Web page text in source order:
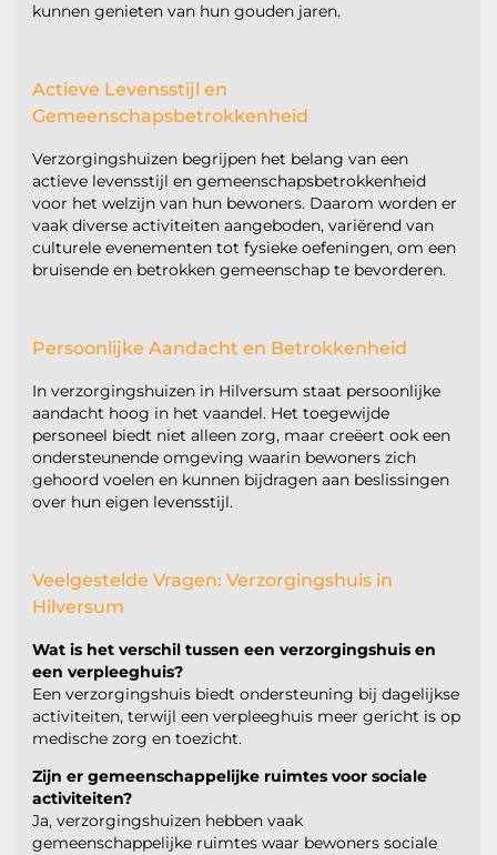
kunnen genieten van hun gouden jaren.
Actieve Levensstijl en
Gemeenschapsbetrokkenheid
Verzorgingshuizen begrijpen het belang van een
actieve levensstijl en gemeenschapsbetrokkenheid
voor het welzijn van hun bewoners. Daarom worden er
vaak diverse activiteiten aangeboden, variërend van
culturele evenementen tot fysieke oefeningen, om een
bruisende en betrokken gemeenschap te bevorderen.
Persoonlijke Aandacht en Betrokkenheid
In verzorgingshuizen in Hilversum staat persoonlijke
aandacht hoog in het vaandel. Het toegewijde
personeel biedt niet alleen zorg, maar creëert ook een
ondersteunende omgeving waarin bewoners zich
gehoord voelen en kunnen bijdragen aan beslissingen
over hun eigen levensstijl.
Veelgestelde Vragen: Verzorgingshuis in
Hilversum
Wat is het verschil tussen een verzorgingshuis en
een verpleeghuis?
Een verzorgingshuis biedt ondersteuning bij dagelijkse
activiteiten, terwijl een verpleeghuis meer gericht is op
medische zorg en toezicht.
Zijn er gemeenschappelijke ruimtes voor sociale
activiteiten?
Ja, verzorgingshuizen hebben vaak
gemeenschappelijke ruimtes waar bewoners sociale